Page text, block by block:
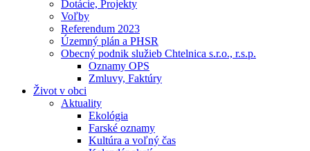
Dotácie, Projekty
Voľby
Referendum 2023
Územný plán a PHSR
Obecný podnik služieb Chtelnica s.r.o., r.s.p.
Oznamy OPS
Zmluvy, Faktúry
Život v obci
Aktuality
Ekológia
Farské oznamy
Kultúra a voľný čas